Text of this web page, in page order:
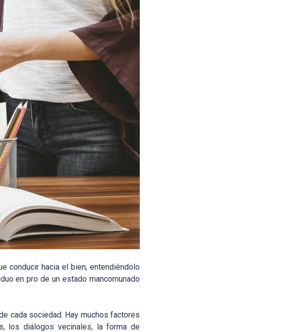
conducir hacia el bien, entendiéndolo
en pro de un estado mancomunado
cada sociedad. Hay muchos factores
los diálogos vecinales, la forma de